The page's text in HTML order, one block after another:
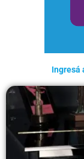
Ingresá